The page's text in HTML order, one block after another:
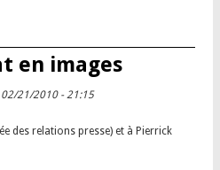
à l’honneur dans Ouest-France
en images
21/2010 - 21:15
des relations presse) et à Pierrick